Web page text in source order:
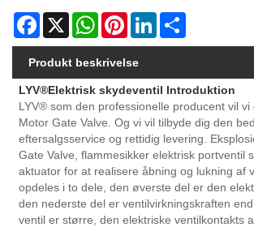
Facebook
X WhatsAppPinterestLinkedIn
Produkt beskrivelse
LYV®Elektrisk skydeventil Introduktion
LYV® som den professionelle producent vil vi
Motor Gate Valve. Og vi vil tilbyde dig den
eftersalgsservice og rettidig levering.
Gate Valve, flammesikker elektrisk portventil
aktuator for at realisere åbning og lukning af
opdeles i to dele, den øverste del er den
den nederste del er ventilvirkningskraften
ventil er større, den elektriske ventilkontakts